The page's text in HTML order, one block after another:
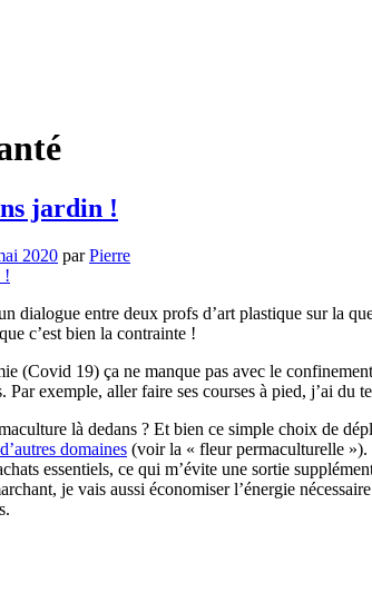
jardin !
2020 parPierre
dialogue entre deux profs d’art plastique sur la
c’est bien la contrainte !
(Covid 19) ça ne manque pas avec le
Par exemple, aller faire ses courses à pied, j’ai
là dedans ? Et bien ce simple choix de
domaines (voir la « fleur permaculturelle »).
essentiels, ce qui m’évite une sortie
je vais aussi économiser l’énergie